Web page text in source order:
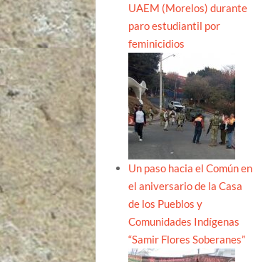
UAEM (Morelos) durante
paro estudiantil por
feminicidios
Un paso hacia el Común en
el aniversario de la Casa
de los Pueblos y
Comunidades Indígenas
“Samir Flores Soberanes”